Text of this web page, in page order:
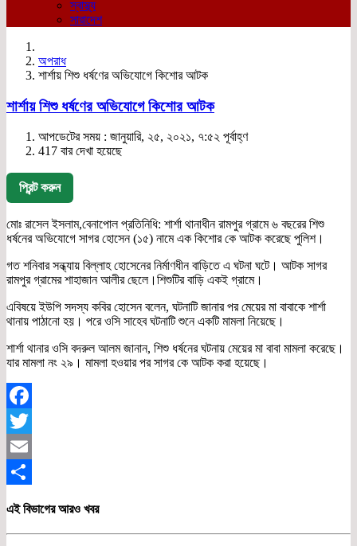
স্বাস্থ্য
সারাদেশ
অপরাধ
শার্শায় শিশু ধর্ষণের অভিযোগে কিশোর আটক
শার্শায় শিশু ধর্ষণের অভিযোগে কিশোর আটক
আপডেটের সময় : জানুয়ারি, ২৫, ২০২১, ৭:৫২ পূর্বাহ্ণ
417 বার দেখা হয়েছে
প্রিন্ট করুন
মোঃ রাসেল ইসলাম,বেনাপোল প্রতিনিধি: শার্শা থানাধীন রামপুর গ্রামে ৬ বছরের শিশু
ধর্ষনের অভিযোগে সাগর হোসেন (১৫) নামে এক কিশোর কে আটক করেছে পুলিশ।
গত শনিবার সন্ধ্যায় বিল্লাহ হোসেনের নির্মাণধীন বাড়িতে এ ঘটনা ঘটে। আটক সাগর
রামপুর গ্রামের শাহাজান আলীর ছেলে।শিশুটির বাড়ি একই গ্রামে।
এবিষয়ে ইউপি সদস্য কবির হোসেন বলেন, ঘটনাটি জানার পর মেয়ের মা বাবাকে শার্শা
থানায় পাঠানো হয়। পরে ওসি সাহেব ঘটনাটি শুনে একটি মামলা নিয়েছে।
শার্শা থানার ওসি বদরুল আলম জানান, শিশু ধর্ষনের ঘটনায় মেয়ের মা বাবা মামলা করেছে।
যার মামলা নং ২৯। মামলা হওয়ার পর সাগর কে আটক করা হয়েছে।
Facebook
Twitter
Email
এই বিভাগের আরও খবর